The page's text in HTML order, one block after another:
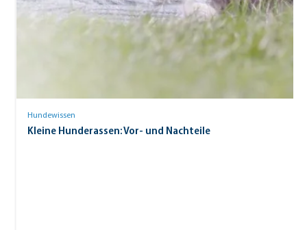
Hundewissen
Kleine Hunderassen: Vor- und Nachteile